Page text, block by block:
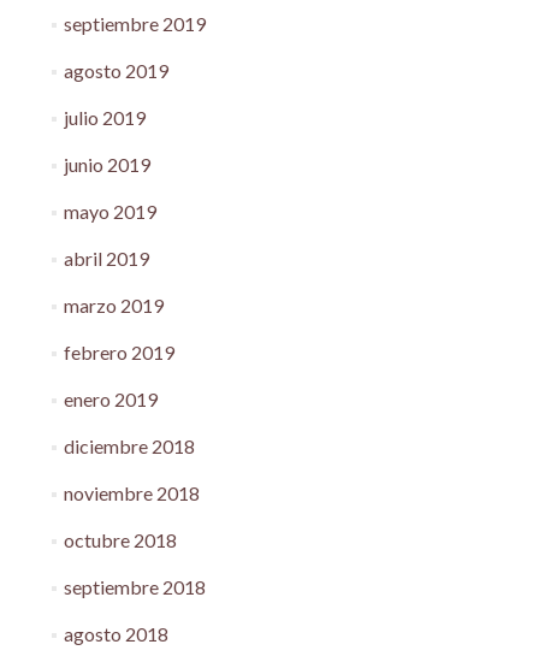
septiembre 2019
agosto 2019
julio 2019
junio 2019
mayo 2019
abril 2019
marzo 2019
febrero 2019
enero 2019
diciembre 2018
noviembre 2018
octubre 2018
septiembre 2018
agosto 2018